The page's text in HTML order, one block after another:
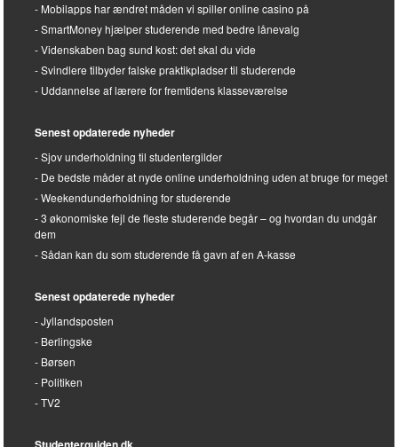
Mobilapps har ændret måden vi spiller online casino på
SmartMoney hjælper studerende med bedre lånevalg
Videnskaben bag sund kost: det skal du vide
Svindlere tilbyder falske praktikpladser til studerende
Uddannelse af lærere for fremtidens klasseværelse
Senest opdaterede nyheder
Sjov underholdning til studentergilder
De bedste måder at nyde online underholdning uden at bruge for meget
Weekendunderholdning for studerende
3 økonomiske fejl de fleste studerende begår – og hvordan du undgår
dem
Sådan kan du som studerende få gavn af en A-kasse
Senest opdaterede nyheder
Jyllandsposten
Berlingske
Børsen
Politiken
TV2